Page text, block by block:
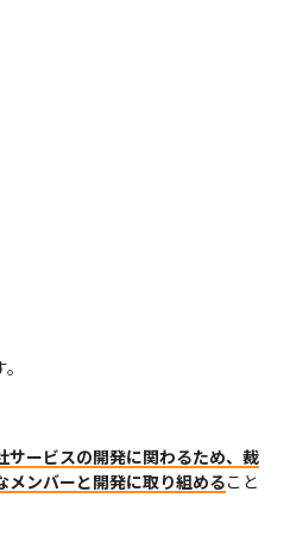
サービスの開発に関わるため、裁
メンバーと開発に取り組めること